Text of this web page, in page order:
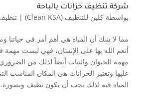
شركة تنظيف خزانات بالباحة
بواسطة كلين للتنظيف (Clean KSA) |
مما لا شك أن المياه هي أهم أمر في حياتنا
أنعم الله بها على الإنسان، فهي ليست مهمة
مهمة للحيوان والنبات أيضاً لذلك من
عليها وتعتبر الخزانات هي المكان المناسب
المياه فيه لذلك يجب أن يكون نظيف